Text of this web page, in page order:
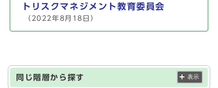
トリスクマネジメント教育委員会
（2022年8月18日）
同じ階層から探す 表示